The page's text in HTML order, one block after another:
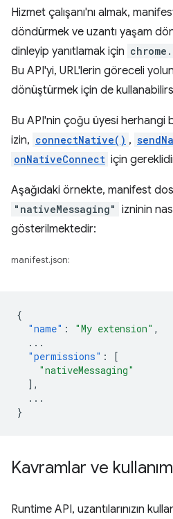
Hizmet çalışanı'nı almak,
döndürmek ve uzantı yaşam
dinleyip yanıtlamak için
Bu API'yi, URL'lerin göreceli
dönüştürmek için de
Bu API'nin çoğu üyesi herhangi
izin, connectNative() ,
onNativeConnect için
Aşağıdaki örnekte, manifest
"nativeMessaging" izninin
gösterilmektedir:
manifest.json:
{
"name" : "My extension" ,
...
"permissions" :
[
"nativeMessaging"
],
...
}
Kavramlar ve kullanım
Runtime API, uzantılarınızın